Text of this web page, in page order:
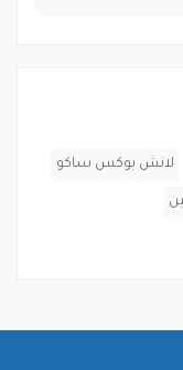
لانش بوكس ساكو